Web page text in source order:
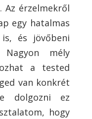
Az érzelmekről
egy hatalmas
és jövőbeni
mély
a tested
van konkrét
dolgozni ez
hogy